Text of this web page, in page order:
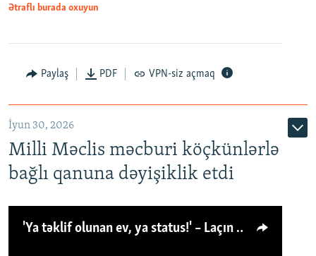
Ətraflı burada oxuyun
Paylaş PDF VPN-siz açmaq
İyun 30, 2026
Milli Məclis məcburi köçkünlərlə
bağlı qanuna dəyişiklik etdi
'Ya təklif olunan ev, ya status!' – Laçın köçkünü: 'Laçından başqa heç hara!'